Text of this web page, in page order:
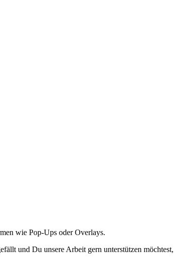
wie Pop-Ups oder Overlays.
und Du unsere Arbeit gern unterstützen möchtest,